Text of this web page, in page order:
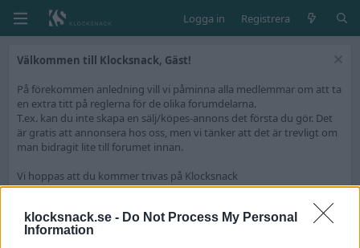
klocksnack.se - Do Not Process My Personal
Information
Logga in Registrera
Välkommen till Klocksnack, Gäst!
På förekommen anledning vill vi påminna alla medlemmar om att ta
en extra titt på reglerna för de olika forumdelarna.
T.ex. kan du inte skapa en sälj/köpes-annons det första du gör. Det
är gratis att annonsera hos oss, men vi tänker att det är trevligt om
man bidragit lite till forumet innan.
Vi hoppas att du kommer trivas på Klocksnack